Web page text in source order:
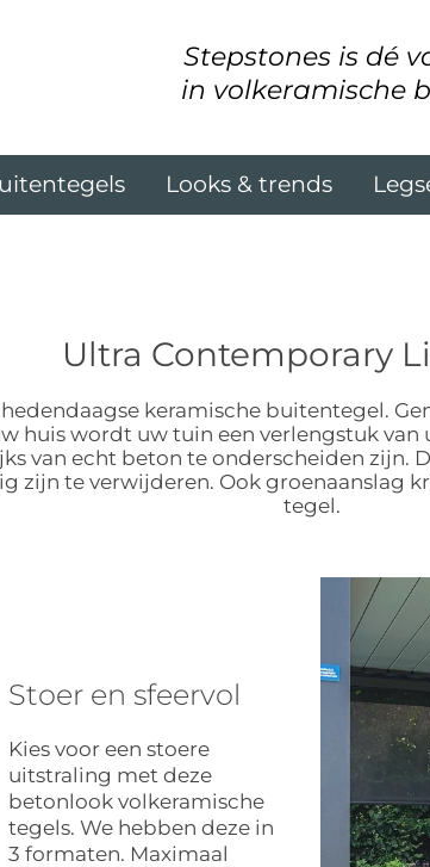
Stepstones is dé
in volkeramische
Looks & trends
Ultra Contemporary
keramische buitentegel.
huis wordt uw tuin een verlengstuk
van echt beton te onderscheiden zijn.
zijn te verwijderen. Ook groenaanslag
tegel.
Stoer en sfeervol
Kies voor een stoere
uitstraling met deze
betonlook volkeramische
tegels. We hebben deze in
3 formaten. Maximaal